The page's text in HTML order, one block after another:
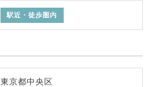
駅近・徒歩圏内
東京都中央区